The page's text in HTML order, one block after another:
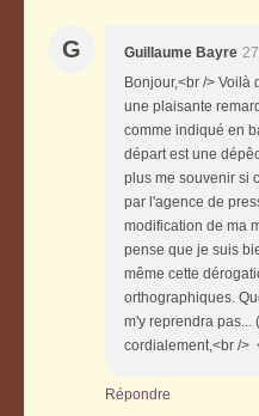
G Guillaume Bayre
Bonjour,<br /> Voilà
une plaisante
comme indiqué en
départ est une
plus me souvenir si
par l'agence de
modification de ma
pense que je suis
même cette
orthographiques.
m'y reprendra pas...
cordialement,<br />
Répondre